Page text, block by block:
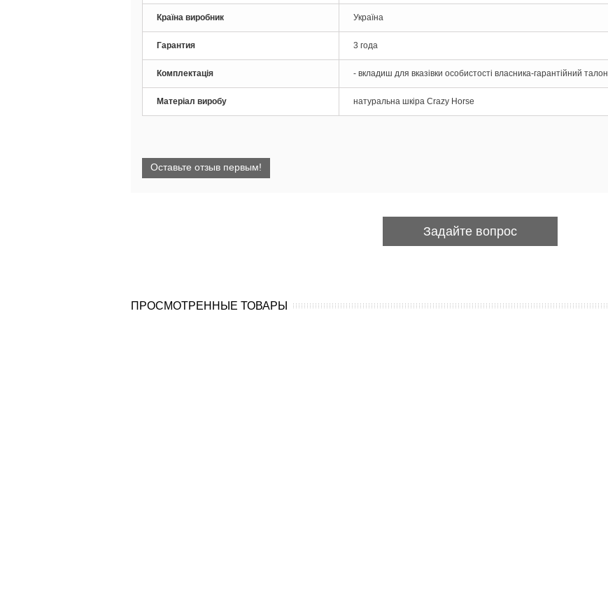
Країна виробник Україна
Гарантия 3 года
Комплектація - вкладиш для вказівки особистості власника-гарантійний талон
Матеріал виробу натуральна шкіра Crazy Horse
Оставьте отзыв первым!
Задайте вопрос
ПРОСМОТРЕННЫЕ ТОВАРЫ